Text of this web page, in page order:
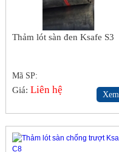
Thảm lót sàn đen Ksafe S3
Mã SP:
Giá:Liên hệ Xem